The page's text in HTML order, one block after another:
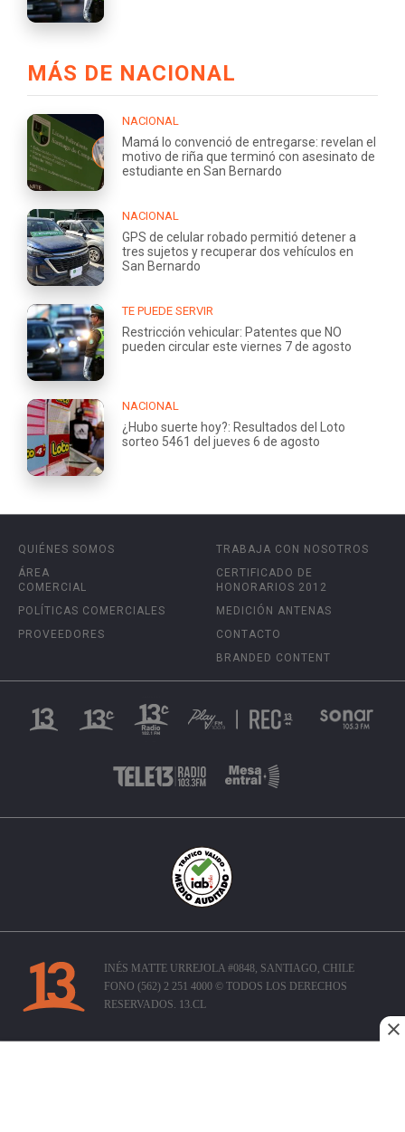
MÁS DE NACIONAL
NACIONAL
Mamá lo convenció de entregarse: revelan el
motivo de riña que terminó con asesinato de
estudiante en San Bernardo
NACIONAL
GPS de celular robado permitió detener a
tres sujetos y recuperar dos vehículos en
San Bernardo
TE PUEDE SERVIR
Restricción vehicular: Patentes que NO
pueden circular este viernes 7 de agosto
NACIONAL
¿Hubo suerte hoy?: Resultados del Loto
sorteo 5461 del jueves 6 de agosto
QUIÉNES SOMOS
ÁREA
COMERCIAL
POLÍTICAS COMERCIALES
PROVEEDORES
TRABAJA CON NOSOTROS
CERTIFICADO DE
HONORARIOS 2012
MEDICIÓN ANTENAS
CONTACTO
BRANDED CONTENT
INÉS MATTE URREJOLA #0848, SANTIAGO, CHILE
FONO (562) 2 251 4000 © TODOS LOS DERECHOS
RESERVADOS. 13.CL